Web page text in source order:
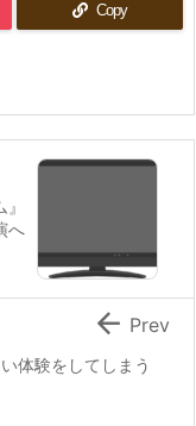
Copy
へ
体験をしてしまう
 Prev